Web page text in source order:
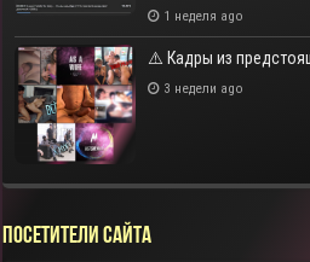
1 неделя ago
⚠️ Кадры из
3 недели ago
Посетители сайта